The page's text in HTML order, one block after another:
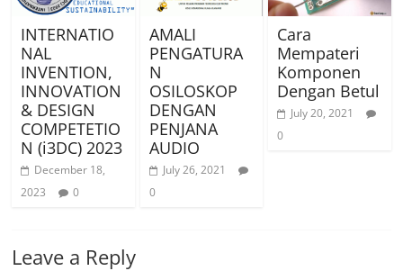
INTERNATIO
NAL
INVENTION,
INNOVATION
& DESIGN
COMPETETIO
N (i3DC) 2023
December 18,
2023
0
AMALI
PENGATURA
N
OSILOSKOP
DENGAN
PENJANA
AUDIO
July 26, 2021
0
Cara
Mempateri
Komponen
Dengan Betul
July 20, 2021
0
Leave a Reply